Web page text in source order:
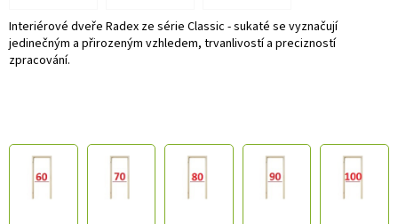
Interiérové dveře Radex ze série Classic - sukaté se vyznačují
jedinečným a přirozeným vzhledem, trvanlivostí a precizností
zpracování.